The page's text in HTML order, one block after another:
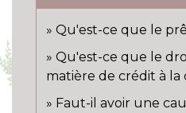
Qu'est-ce que le
Qu'est-ce que le
matière de crédit à la
Faut-il avoir une